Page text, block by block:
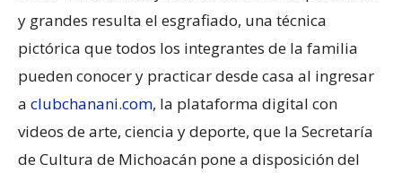
y grandes resulta el esgrafiado, una técnica
pictórica que todos los integrantes de la familia
pueden conocer y practicar desde casa al ingresar
a clubchanani.com, la plataforma digital con
videos de arte, ciencia y deporte, que la Secretaría
de Cultura de Michoacán pone a disposición del